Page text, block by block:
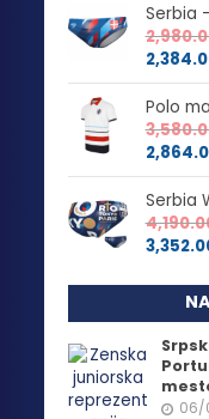
Serbia
Polo
Serbia
06/